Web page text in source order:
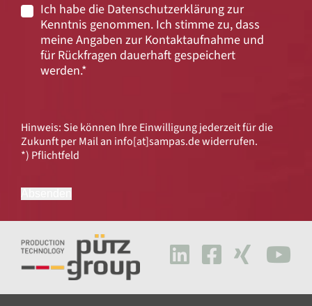
Ich habe die Datenschutzerklärungzur
Kenntnis genommen. Ich stimme zu, dass
meine Angaben zur Kontaktaufnahme und
für Rückfragen dauerhaft gespeichert
werden.*
Hinweis: Sie können Ihre Einwilligung jederzeit für die
Zukunft per Mail an info[at]sampas.dewiderrufen.
*) Pflichtfeld